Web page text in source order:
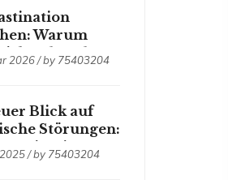
Warum
krank
kann
2026 / by 75403204
Blick auf
Störungen:
/ by 75403204